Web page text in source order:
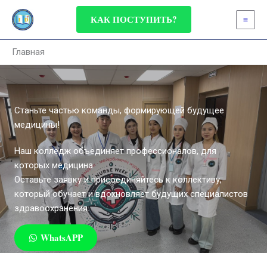
Перейти
КАК ПОСТУПИТЬ?
Главная
Станьте частью команды, формирующей будущее
медицины!
Наш колледж объединяет профессионалов, для
которых медицина
Оставьте заявку и присоединяйтесь к коллективу,
который обучает и вдохновляет будущих специалистов
здравоохранения.
WhatsAPP